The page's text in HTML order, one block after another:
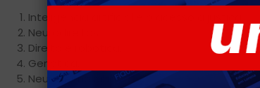
Inteligência artificial e o acesso à justiça.
Neurodireitos.
Direito e robótica.
Genética.
Neurotecnologias.